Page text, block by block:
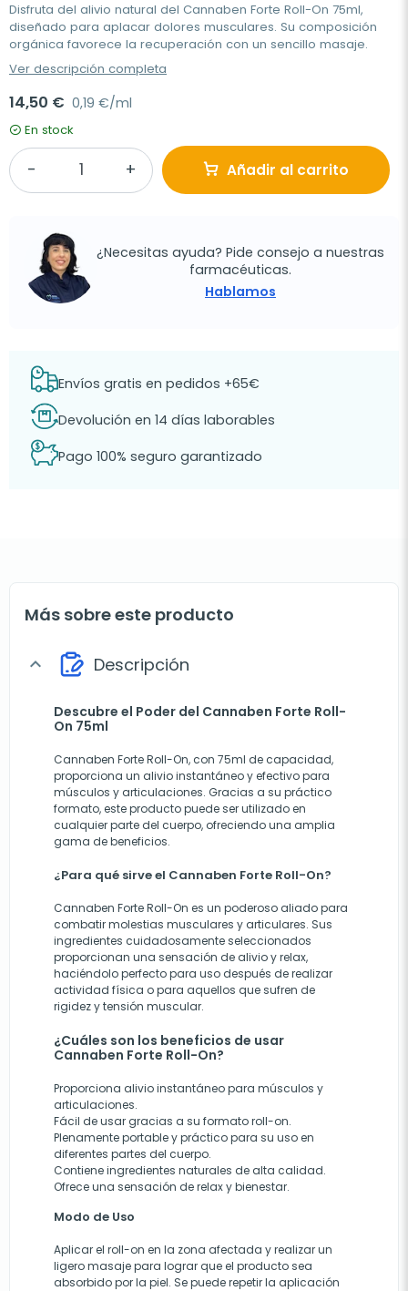
Disfruta del alivio natural del Cannaben Forte Roll-On 75ml,
diseñado para aplacar dolores musculares. Su composición
orgánica favorece la recuperación con un sencillo masaje.
Ver descripción completa
14,50 € 0,19 €/ml
En stock
Añadir al carrito
¿Necesitas ayuda? Pide consejo a nuestras
farmacéuticas.
Hablamos
Envíos gratis en pedidos +65€
Devolución en 14 días laborables
Pago 100% seguro garantizado
Más sobre este producto
expand_more Descripción
Descubre el Poder del Cannaben Forte Roll-
On 75ml
Cannaben Forte Roll-On, con 75ml de capacidad,
proporciona un alivio instantáneo y efectivo para
músculos y articulaciones. Gracias a su práctico
formato, este producto puede ser utilizado en
cualquier parte del cuerpo, ofreciendo una amplia
gama de beneficios.
¿Para qué sirve el Cannaben Forte Roll-On?
Cannaben Forte Roll-On es un poderoso aliado para
combatir molestias musculares y articulares. Sus
ingredientes cuidadosamente seleccionados
proporcionan una sensación de alivio y relax,
haciéndolo perfecto para uso después de realizar
actividad física o para aquellos que sufren de
rigidez y tensión muscular.
¿Cuáles son los beneficios de usar
Cannaben Forte Roll-On?
Proporciona alivio instantáneo para músculos y
articulaciones.
Fácil de usar gracias a su formato roll-on.
Plenamente portable y práctico para su uso en
diferentes partes del cuerpo.
Contiene ingredientes naturales de alta calidad.
Ofrece una sensación de relax y bienestar.
Modo de Uso
Aplicar el roll-on en la zona afectada y realizar un
ligero masaje para lograr que el producto sea
absorbido por la piel. Se puede repetir la aplicación